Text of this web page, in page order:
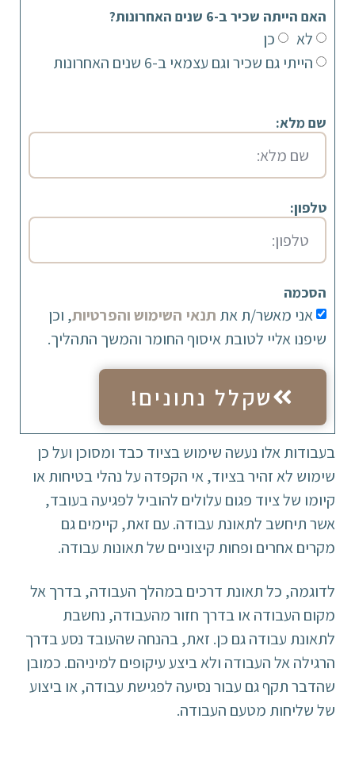
האם הייתה שכיר ב-6 שנים האחרונות?
לא
כן
הייתי גם שכיר וגם עצמאי ב-6 שנים האחרונות
שם מלא:
טלפון:
הסכמה
אני מאשר/ת את תנאי השימוש והפרטיות, וכן
שיפנו אליי לטובת איסוף החומר והמשך התהליך.
שקלל נתונים!
בעבודות אלו נעשה שימוש בציוד כבד ומסוכן ועל כן
שימוש לא זהיר בציוד, אי הקפדה על נהלי בטיחות או
קיומו של ציוד פגום עלולים להוביל לפגיעה בעובד,
אשר תיחשב לתאונת עבודה. עם זאת, קיימים גם
מקרים אחרים ופחות קיצוניים של תאונות עבודה.
לדוגמה, כל תאונת דרכים במהלך העבודה, בדרך אל
מקום העבודה או בדרך חזור מהעבודה, נחשבת
לתאונת עבודה גם כן. זאת, בהנחה שהעובד נסע בדרך
הרגילה אל העבודה ולא ביצע עיקופים למיניהם. כמובן
שהדבר תקף גם עבור נסיעה לפגישת עבודה, או ביצוע
של שליחות מטעם העבודה.